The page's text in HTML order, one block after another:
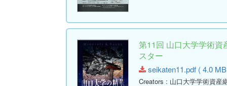
第11回 山口大学学術資
スター
seikaten11.pdf ( 4.0
Creators : 山口大学学術資産